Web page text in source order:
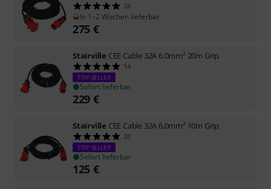
28
In 1–2 Wochen lieferbar
275 €
Stairville CEE Cable 32A 6,0mm² 20m Grip
14
TOP-SELLER
Sofort lieferbar
229 €
Stairville CEE Cable 32A 6,0mm² 10m Grip
20
TOP-SELLER
Sofort lieferbar
125 €